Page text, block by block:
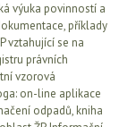
výuka povinností a
příklady
vztahující se na
právních
vzorová
on-line aplikace
odpadů, kniha